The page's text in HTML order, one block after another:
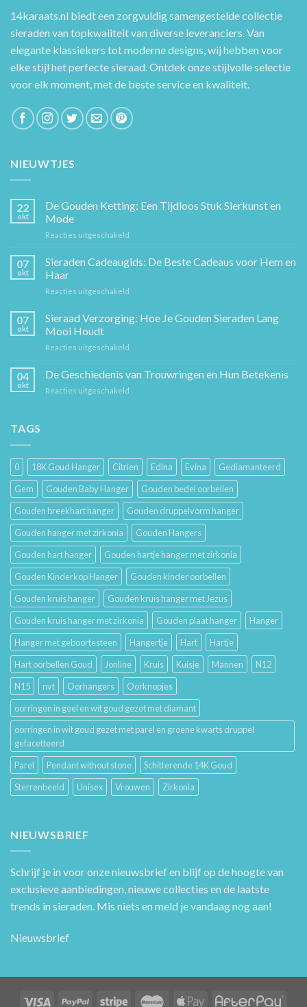
14karaats.nl biedt een zorgvuldig samengestelde collectie
sieraden van topkwaliteit van diverse leveranciers. Van
elegante klassiekers tot moderne designs, wij hebben voor
elke stijl het perfecte sieraad. Ontdek onze stijlvolle selectie
voor elk moment, met de beste service en kwaliteit.
NIEUWTJES
22
okt
De Gouden Ketting: Een Tijdloos Stuk Sierkunst en
Mode
Reacties uitgeschakeld
Gouden
Sierkunst
07
okt
Sieraden Cadeaugids: De Beste Cadeaus voor Hem en
Haar
Reacties uitgeschakeld
Cadeaugids:
De
Hem
07
okt
Sieraad Verzorging: Hoe Je Gouden Sieraden Lang
Mooi Houdt
Reacties uitgeschakeld
Verzorging:
04
okt
De Geschiedenis van Trouwringen en Hun Betekenis
Reacties uitgeschakeld
Hun
Betekenis
TAGS
0 18K Goud Hanger Citrien Edina Evina
Gediamanteerd
Gem
Gouden Baby Hanger
Gouden bedel oorbellen
Gouden breekhart hanger
Gouden druppelvorm hanger
Gouden hanger met zirkonia
Gouden Hangers
Gouden hart hanger
Gouden hartje hanger met zirkonia
Gouden Kinderkop Hanger
Gouden kinder oorbellen
Gouden kruis hanger
Gouden kruis hanger met Jezus
Gouden kruis hanger met zirkonia
Gouden plaat hanger
Hanger
Hanger met geboortesteen
Hangertje Hart
Hartje
Hart oorbellen Goud
Jonline Kruis Kuisje Mannen
N12
N15
nvt Oorhangers
Oorknopjes
oorringen in geel en wit goud gezet met diamant
oorringen in wit goud gezet met parel en groene kwarts druppel
gefacetteerd
Parel
Pendant without stone
Schitterende 14K Goud
Sterrenbeeld
Unisex Vrouwen Zirkonia
NIEUWSBRIEF
Schrijf je in voor onze nieuwsbrief en blijf op de hoogte van
exclusieve aanbiedingen, nieuwe collecties en de laatste
trends in sieraden. Mis niets en meld je vandaag nog aan!
Nieuwsbrief